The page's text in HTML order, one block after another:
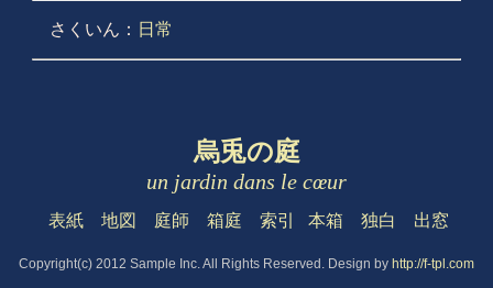
さくいん： 日常
烏兎の庭
un jardin dans le cœur
表紙 地図 庭師 箱庭 索引 本箱 独白 出窓
Copyright(c) 2012 Sample Inc. All Rights Reserved. Design by http://f-tpl.com